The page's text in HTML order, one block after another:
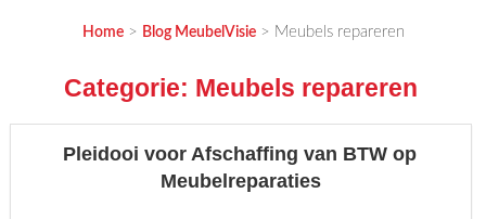
Home> Blog MeubelVisie> Meubels repareren
Categorie: Meubels repareren
Pleidooi voor Afschaffing van BTW op
Meubelreparaties